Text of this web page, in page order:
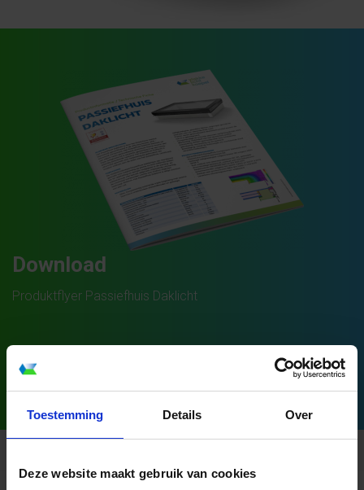
Toestemming Details Over
Deze website maakt gebruik van cookies
Download
Produktflyer Passiefhuis Daklicht